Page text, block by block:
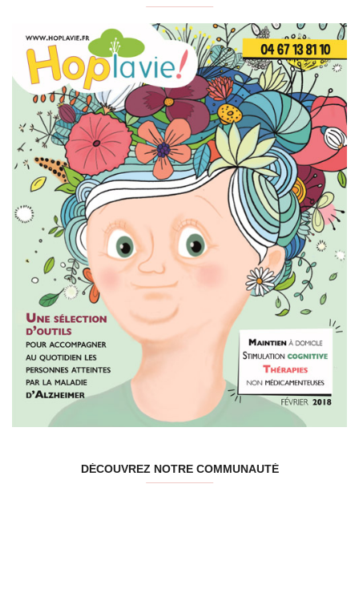
DÉCOUVREZ NOTRE COMMUNAUTÉ